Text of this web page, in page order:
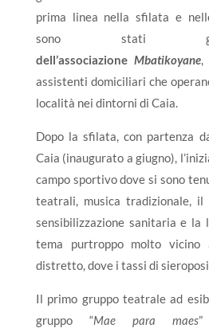
prima linea nella sfilata e
sono
dell’associazione Mbatikoyane,
assistenti domiciliari che
località nei dintorni di Caia.
Dopo la sfilata, con partenza
Caia (inaugurato a giugno),
campo sportivo dove si sono
teatrali, musica tradizionale,
sensibilizzazione sanitaria e la
tema purtroppo molto vicino
distretto, dove i tassi di
Il primo gruppo teatrale ad
gruppo “Mae para maes